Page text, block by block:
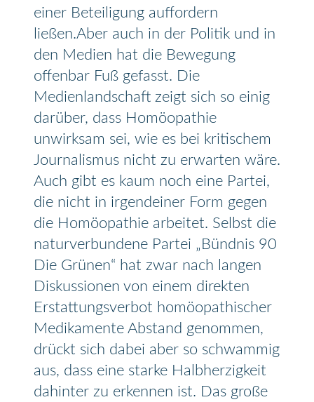
einer Beteiligung auffordern
ließen.Aber auch in der Politik und in
den Medien hat die Bewegung
offenbar Fuß gefasst. Die
Medienlandschaft zeigt sich so einig
darüber, dass Homöopathie
unwirksam sei, wie es bei kritischem
Journalismus nicht zu erwarten wäre.
Auch gibt es kaum noch eine Partei,
die nicht in irgendeiner Form gegen
die Homöopathie arbeitet. Selbst die
naturverbundene Partei „Bündnis 90
Die Grünen“ hat zwar nach langen
Diskussionen von einem direkten
Erstattungsverbot homöopathischer
Medikamente Abstand genommen,
drückt sich dabei aber so schwammig
aus, dass eine starke Halbherzigkeit
dahinter zu erkennen ist. Das große